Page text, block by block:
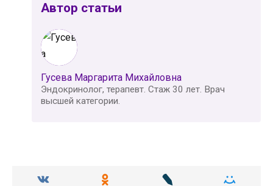
Автор статьи
Гусева Маргарита Михайловна
Эндокринолог, терапевт. Стаж 30 лет. Врач
высшей категории.